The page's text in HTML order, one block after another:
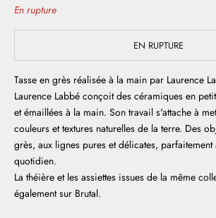
En rupture
EN RUPTURE
Tasse en grès réalisée à la main par Laurence
Laurence Labbé conçoit des céramiques en
et émaillées à la main. Son travail s'attache à
couleurs et textures naturelles de la terre. Des
grès, aux lignes pures et délicates, parfaitement
quotidien.
La théière et les assiettes issues de la même
également sur Brutal.